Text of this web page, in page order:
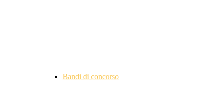
Bandi di concorso